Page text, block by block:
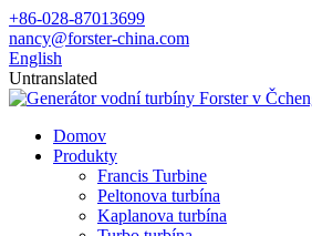
+86-028-87013699
nancy@forster-china.com
English
Untranslated
Domov
Produkty
Francis Turbine
Peltonova turbína
Kaplanova turbína